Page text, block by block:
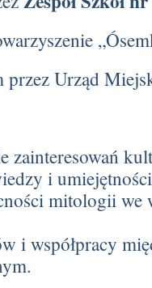
przez Urząd
zainteresowań
i
mitologii we
i współpracy